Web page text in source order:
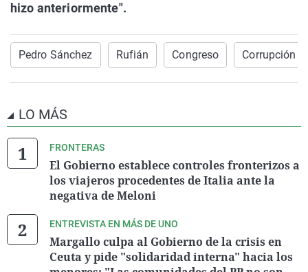
hizo anteriormente".
Pedro Sánchez Rufián Congreso Corrupción
LO MÁS
FRONTERAS
El Gobierno establece controles fronterizos a
los viajeros procedentes de Italia ante la
negativa de Meloni
ENTREVISTA EN MÁS DE UNO
Margallo culpa al Gobierno de la crisis en
Ceuta y pide "solidaridad interna" hacia los